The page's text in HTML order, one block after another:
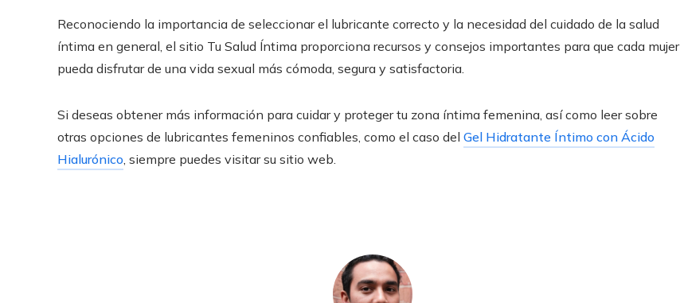
Reconociendo la importancia de seleccionar el lubricante correcto y la necesidad del cuidado de la salud
íntima en general, el sitio Tu Salud Íntima proporciona recursos y consejos importantes para que cada mujer
pueda disfrutar de una vida sexual más cómoda, segura y satisfactoria.
Si deseas obtener más información para cuidar y proteger tu zona íntima femenina, así como leer sobre
otras opciones de lubricantes femeninos confiables, como el caso del Gel Hidratante Íntimo con Ácido
Hialurónico, siempre puedes visitar su sitio web.